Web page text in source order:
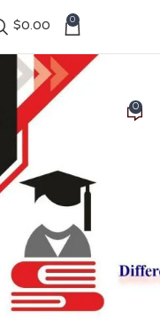
0
$0.00
0
من أكثر الطرق
أو التغيرات في